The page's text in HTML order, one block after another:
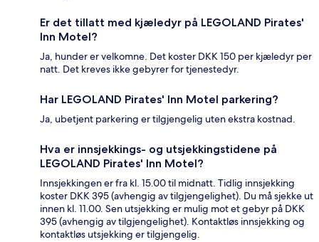
Er det tillatt med kjæledyr på LEGOLAND Pirates'
Inn Motel?
Ja, hunder er velkomne. Det koster DKK 150 per kjæledyr per
natt. Det kreves ikke gebyrer for tjenestedyr.
Har LEGOLAND Pirates' Inn Motel parkering?
Ja, ubetjent parkering er tilgjengelig uten ekstra kostnad.
Hva er innsjekkings- og utsjekkingstidene på
LEGOLAND Pirates' Inn Motel?
Innsjekkingen er fra kl. 15.00 til midnatt. Tidlig innsjekking
koster DKK 395 (avhengig av tilgjengelighet). Du må sjekke ut
innen kl. 11.00. Sen utsjekking er mulig mot et gebyr på DKK
395 (avhengig av tilgjengelighet). Kontaktløs innsjekking og
kontaktløs utsjekking er tilgjengelig.